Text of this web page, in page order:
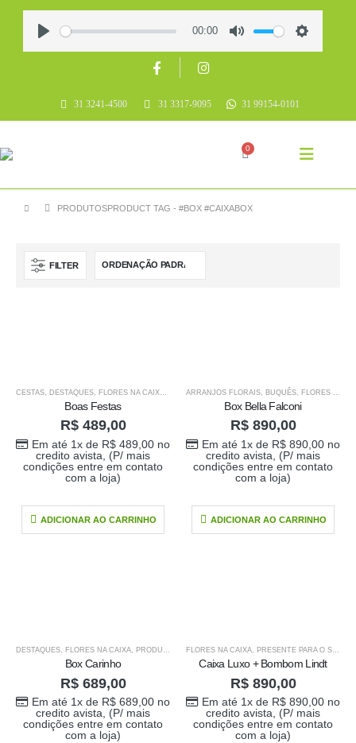
00:00
31 3241-4500 31 3317-9095 31 99154-0101
0
PRODUTOSPRODUCT TAG - #BOX #CAIXABOX
FILTER
CESTAS DESTAQUES FLORES NA CAIXA PRODUTOS HOME 1,PRODUTOS HOME1
Boas Festas
R$489,00
Em até 1x de R$489,00no
credito avista, (P/ mais
condições entre em contato
com a loja)
ADICIONAR AO CARRINHO
ARRANJOS FLORAIS BUQUÊS FLORES NA CAIXA
Box Bella Falconi
R$890,00
Em até 1x de R$890,00no
credito avista, (P/ mais
condições entre em contato
com a loja)
ADICIONAR AO CARRINHO
DESTAQUES, FLORES NA CAIXA, PRODUTOS HOME 1 ,PRODUTOS HOME1
Box Carinho
R$689,00
Em até 1x de R$689,00no
credito avista, (P/ mais
condições entre em contato
com a loja)
FLORES NA CAIXA, PRESENTE PARA O SEU AMOR
Caixa Luxo + Bombom Lindt
R$890,00
Em até 1x de R$890,00no
credito avista, (P/ mais
condições entre em contato
com a loja)
Buque doce amor
0out of 5
R$389,00
Em até 1x de
R$389,00no